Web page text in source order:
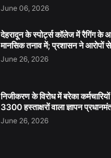
June 06, 2026
देहरादून के स्पोर्ट्स कॉलेज में रैगिंग के
मानसिक तनाव में; प्रशासन ने आरोपों
June 26, 2026
निजीकरण के विरोध में बरेका
3300 हस्ताक्षरों वाला ज्ञापन
June 26, 2026